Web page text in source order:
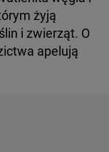
żyją
i zwierząt. O
apelują